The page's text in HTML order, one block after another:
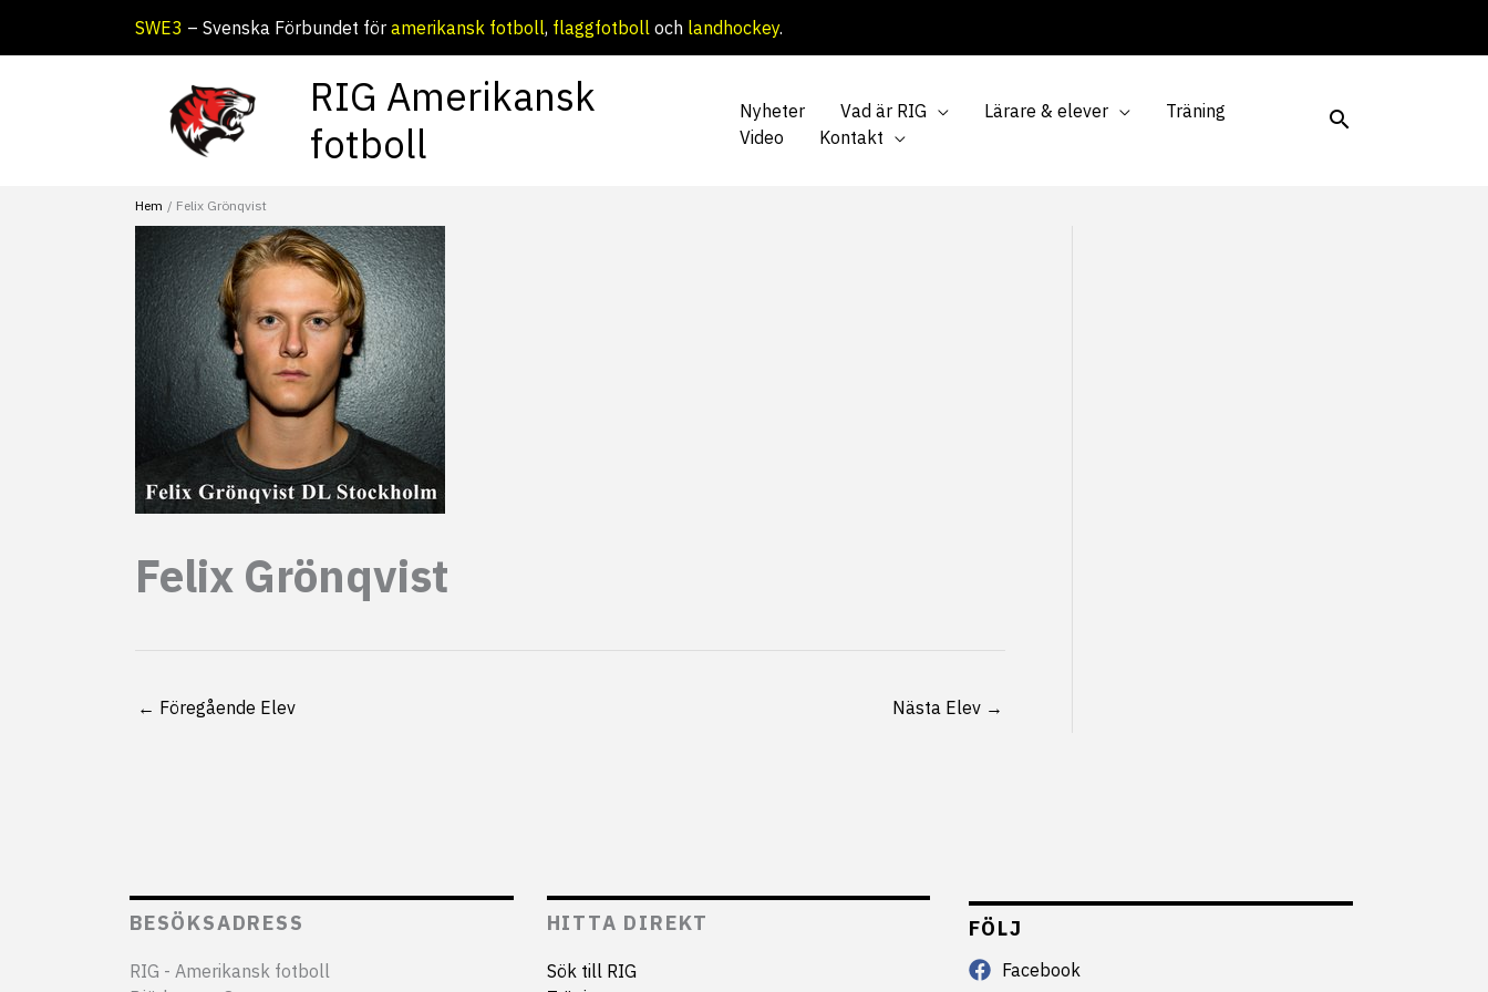
SWE3 – Svenska Förbundet för amerikansk fotboll, flaggfotboll och landhockey.
RIG Amerikansk
fotboll
Nyheter Vad är RIG Lärare & elever
Träning
Video
Kontakt
Hem Felix Grönqvist
Felix Grönqvist
← Föregående Elev Nästa Elev →
BESÖKSADRESS
RIG - Amerikansk fotboll
HITTA DIREKT
Sök till RIG
FÖLJ
Facebook